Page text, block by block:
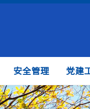
安全管理 党建